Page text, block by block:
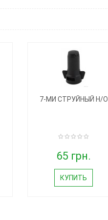
7-МИ СТРУЙНЫЙ Н/О
65 грн.
КУПИТЬ